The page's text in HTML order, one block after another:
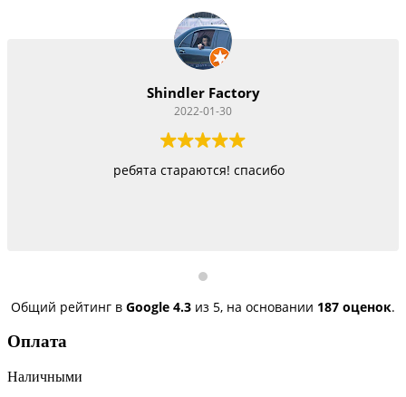
Работают как черти,
Общий рейтинг в Google 4.3 из 5, на основании 187 оценок.
Оплата
Наличными